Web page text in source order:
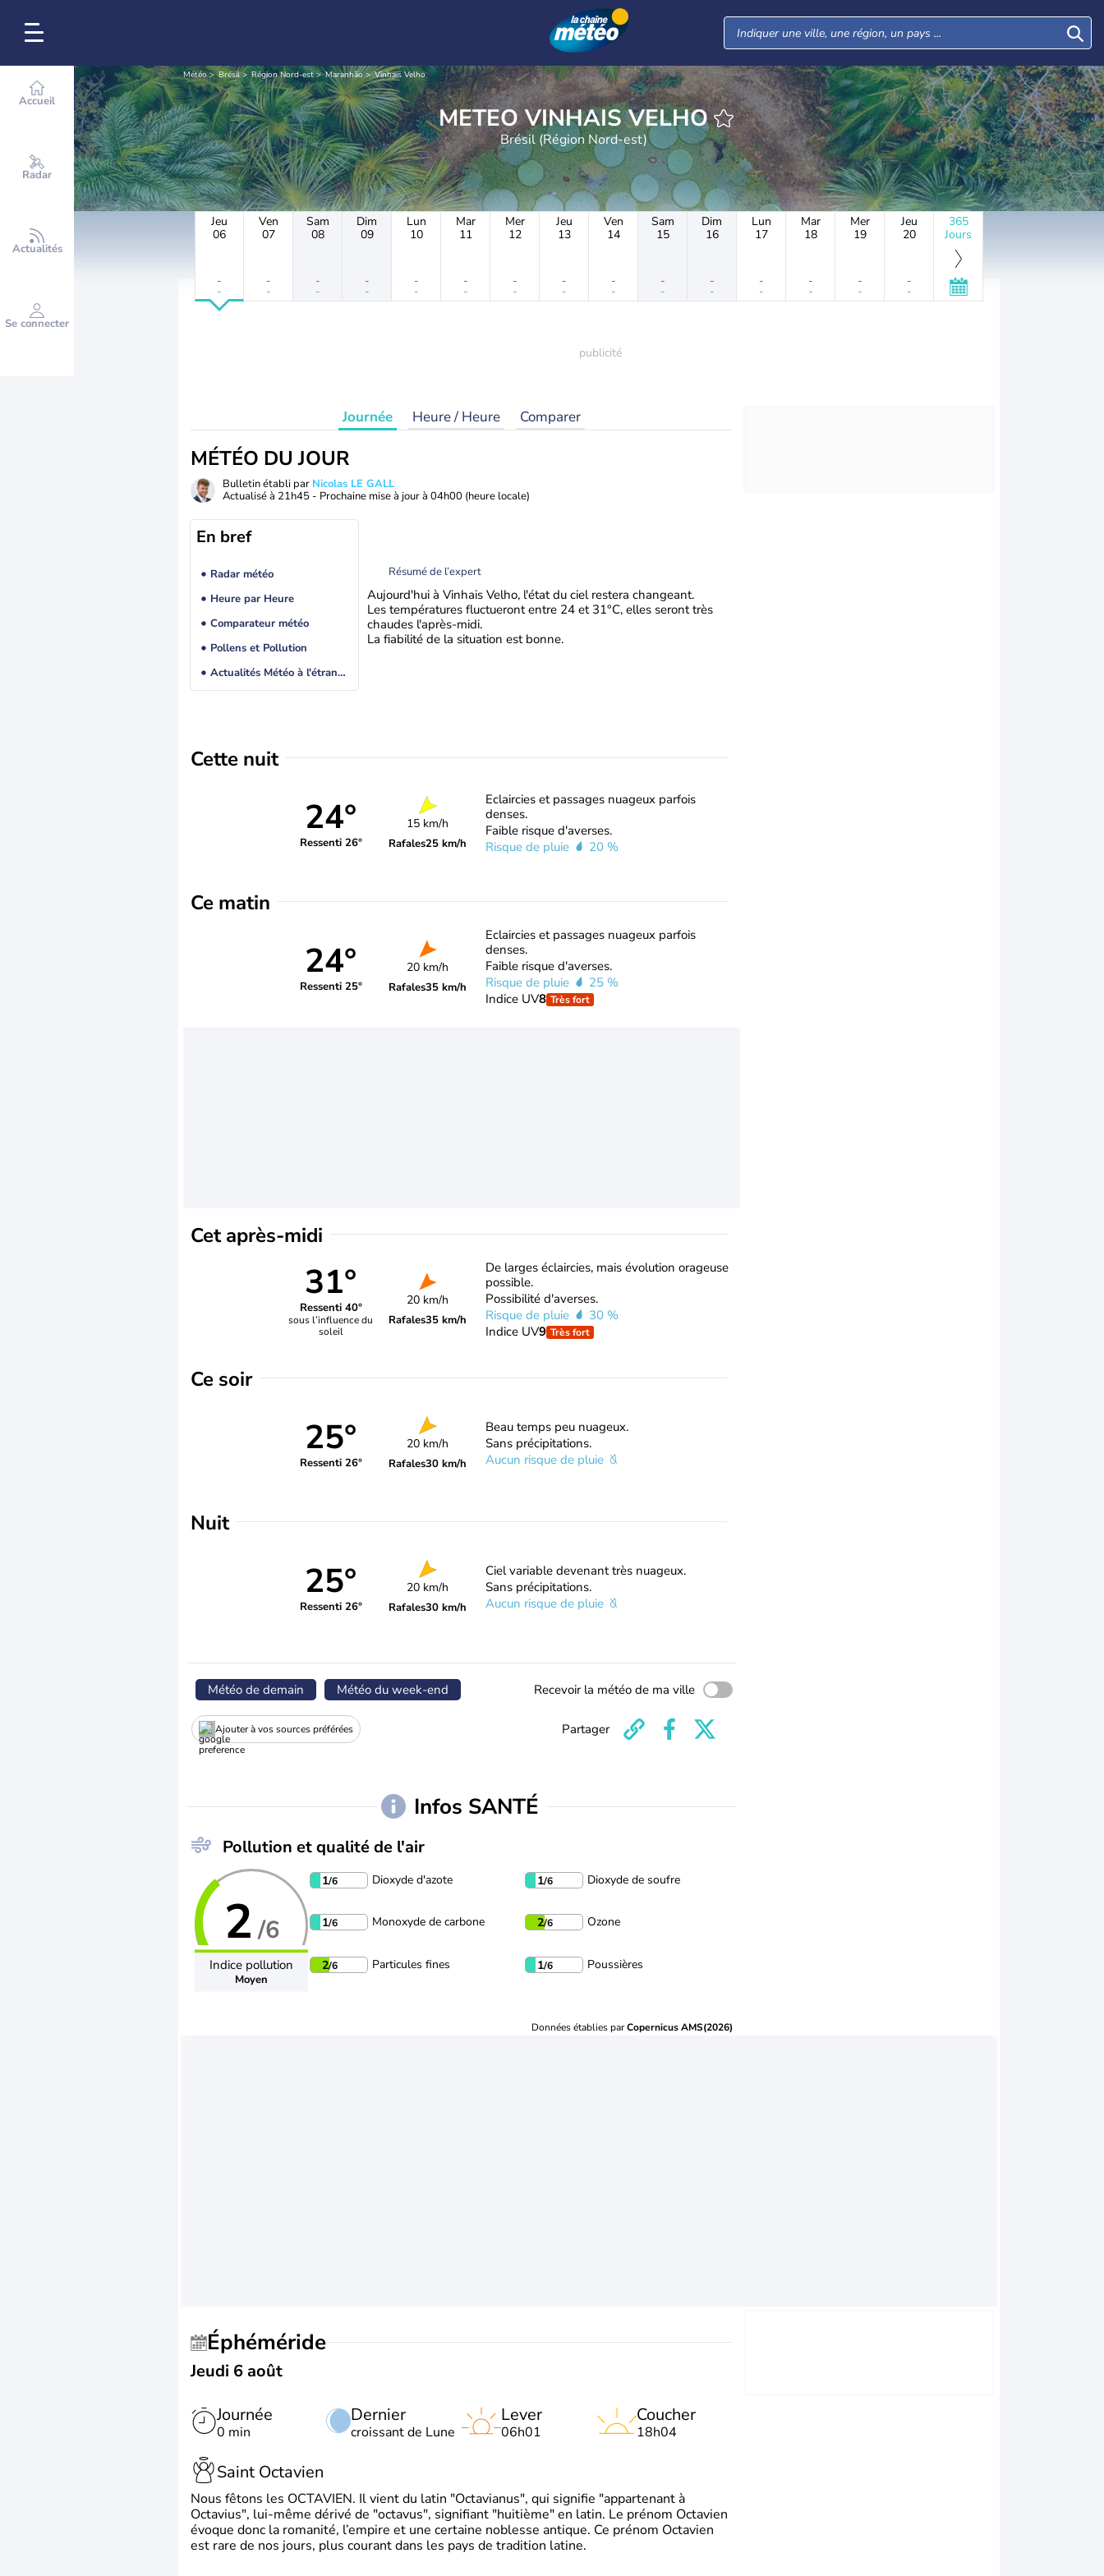
Accueil
Radar
Actualités
Se connecter
Météo Brésil Région Nord-est Maranhão Vinhais Velho
METEO VINHAIS VELHO
Brésil (Région Nord-est)
Jeu
06
-
-
Ven
07
-
-
Sam
08
-
-
Dim
09
-
-
Lun
10
-
-
Mar
11
-
-
Mer
12
-
-
Jeu
13
-
-
Ven
14
-
-
Sam
15
-
-
Dim
16
-
-
Lun
17
-
-
Mar
18
-
-
Mer
19
-
-
Jeu
20
-
-
365
Jours
Journée Heure / Heure Comparer
MÉTÉO DU JOUR
Bulletin établi par Nicolas LE GALL
Actualisé à 21h45 - Prochaine mise à jour à 04h00 (heure locale)
En bref
Radar météo
Heure par Heure
Comparateur météo
Pollens et Pollution
Actualités Météo à l'étranger
Résumé de l’expert
Aujourd'hui à Vinhais Velho, l'état du ciel restera changeant.
Les températures fluctueront entre 24 et 31°C, elles seront très
chaudes l'après-midi.
La fiabilité de la situation est bonne.
Cette nuit
24°
Ressenti 26°
15 km/h
Rafales25 km/h
Eclaircies et passages nuageux parfois
denses.
Faible risque d'averses.
Risque de pluie
20 %
Ce matin
24°
Ressenti 25°
20 km/h
Rafales35 km/h
Eclaircies et passages nuageux parfois
denses.
Faible risque d'averses.
Risque de pluie
25 %
Indice UV8 Très fort
Cet après-midi
31°
Ressenti 40°
sous l’influence du
soleil
20 km/h
Rafales35 km/h
De larges éclaircies, mais évolution orageuse
possible.
Possibilité d'averses.
Risque de pluie
30 %
Indice UV9 Très fort
Ce soir
25°
Ressenti 26°
20 km/h
Rafales30 km/h
Beau temps peu nuageux.
Sans précipitations.
Aucun risque de pluie
Nuit
25°
Ressenti 26°
20 km/h
Rafales30 km/h
Ciel variable devenant très nuageux.
Sans précipitations.
Aucun risque de pluie
Météo de demain Météo du week-end Recevoir la météo de ma ville
Ajouter à vos sources préférées Partager
Infos SANTÉ
Pollution et qualité de l'air
2 /6
Indice pollution
Moyen
1/6 Dioxyde d'azote 1/6 Dioxyde de soufre
1/6 Monoxyde de carbone 2/6 Ozone
2/6 Particules fines 1/6 Poussières
Données établies parCopernicus AMS(2026)
Éphéméride
Jeudi 6 août
Journée
0 min
Dernier
croissant de Lune
Lever
06h01
Coucher
18h04
Saint Octavien
Nous fêtons les OCTAVIEN. Il vient du latin "Octavianus", qui signifie "appartenant à
Octavius", lui-même dérivé de "octavus", signifiant "huitième" en latin. Le prénom Octavien
évoque donc la romanité, l’empire et une certaine noblesse antique. Ce prénom Octavien
est rare de nos jours, plus courant dans les pays de tradition latine.